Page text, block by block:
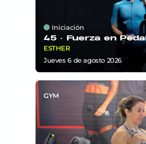
Iniciación
45 · Fuerza en Pedal
ESTHER
jueves 6deagosto 2026
GYM